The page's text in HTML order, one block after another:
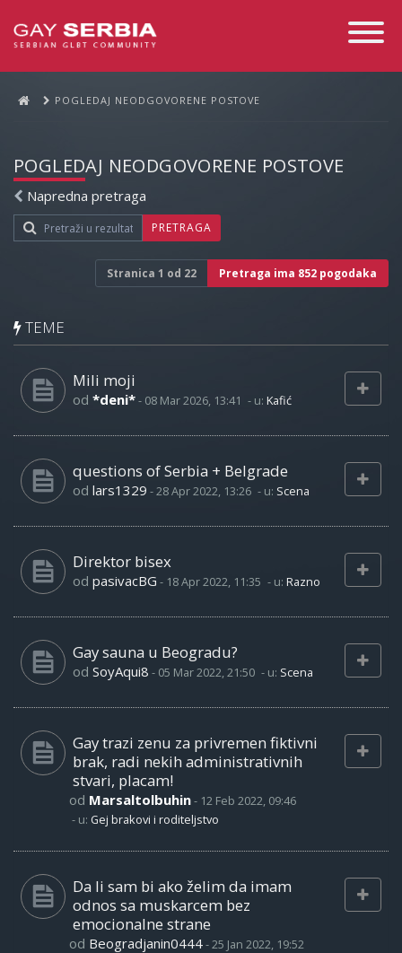
Toggle
POGLEDAJ NEODGOVORENE POSTOVE
POGLEDAJ NEODGOVORENE POSTOVE
Napredna pretraga
PRETRAGA
Stranica 1 od 22 Pretraga ima 852 pogodaka
TEME
Mili moji
od *deni*- 08 Mar 2026, 13:41 - u: Kafić
questions of Serbia + Belgrade
od lars1329 -28 Apr 2022, 13:26 - u: Scena
Direktor bisex
od pasivacBG - 18 Apr 2022, 11:35 - u: Razno
Gay sauna u Beogradu?
od SoyAqui8 - 05 Mar 2022, 21:50 - u: Scena
Gay trazi zenu za privremen fiktivni
brak, radi nekih administrativnih
stvari, placam!
od Marsaltolbuhin- 12 Feb 2022, 09:46
- u: Gej brakovi i roditeljstvo
Da li sam bi ako želim da imam
odnos sa muskarcem bez
emocionalne strane
od Beogradjanin0444-25 Jan 2022, 19:52